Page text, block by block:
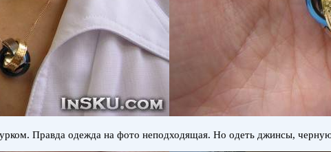
Правда одежда на фото неподходящая. Но одеть джинсы,